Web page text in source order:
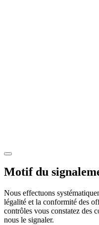
Motif du
Nous effectuons
légalité et la conformité des
contrôles vous constatez des
nous le signaler.